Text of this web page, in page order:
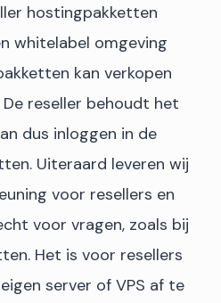
hostingpakketten
whitelabel omgeving
kan verkopen
reseller behoudt het
dus inloggen in de
Uiteraard leveren wij
voor resellers en
voor vragen, zoals bij
Het is voor resellers
server of VPS af te